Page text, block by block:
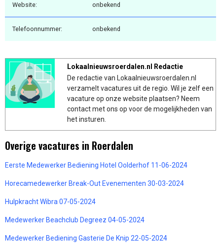
Website: onbekend
Telefoonnummer: onbekend
Lokaalnieuwsroerdalen.nl Redactie
De redactie van Lokaalnieuwsroerdalen.nl
verzamelt vacatures uit de regio. Wil je zelf een
vacature op onze website plaatsen? Neem
contact met ons op voor de mogelijkheden van
het insturen.
Overige vacatures in Roerdalen
Eerste Medewerker Bediening Hotel Oolderhof 11-06-2024
Horecamedewerker Break-Out Evenementen 30-03-2024
Hulpkracht Wibra 07-05-2024
Medewerker Beachclub Degreez 04-05-2024
Medewerker Bediening Gasterie De Knip 22-05-2024